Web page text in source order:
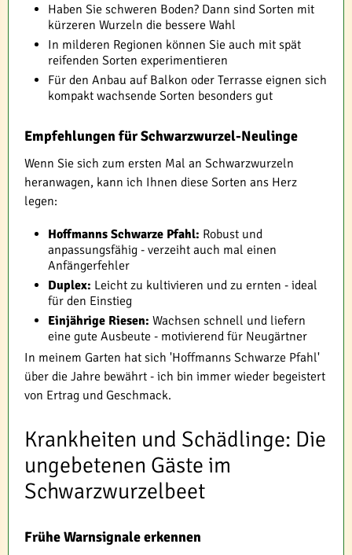
Haben Sie schweren Boden? Dann sind Sorten mit
kürzeren Wurzeln die bessere Wahl
In milderen Regionen können Sie auch mit spät
reifenden Sorten experimentieren
Für den Anbau auf Balkon oder Terrasse eignen sich
kompakt wachsende Sorten besonders gut
Empfehlungen für Schwarzwurzel-Neulinge
Wenn Sie sich zum ersten Mal an Schwarzwurzeln
heranwagen, kann ich Ihnen diese Sorten ans Herz
legen:
Hoffmanns Schwarze Pfahl: Robust und
anpassungsfähig - verzeiht auch mal einen
Anfängerfehler
Duplex: Leicht zu kultivieren und zu ernten - ideal
für den Einstieg
Einjährige Riesen: Wachsen schnell und liefern
eine gute Ausbeute - motivierend für Neugärtner
In meinem Garten hat sich 'Hoffmanns Schwarze Pfahl'
über die Jahre bewährt - ich bin immer wieder begeistert
von Ertrag und Geschmack.
Krankheiten und Schädlinge: Die
ungebetenen Gäste im
Schwarzwurzelbeet
Frühe Warnsignale erkennen